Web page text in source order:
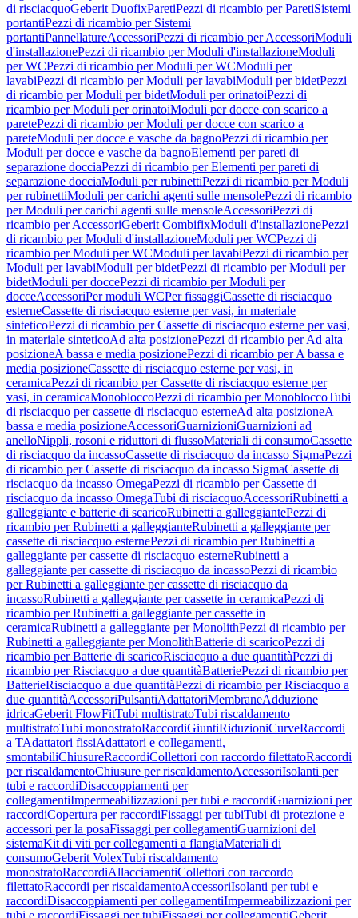
di risciacquoGeberit DuofixParetiPezzi di ricambio per ParetiSistemi
portantiPezzi di ricambio per Sistemi
portantiPannellatureAccessoriPezzi di ricambio per AccessoriModuli
d'installazionePezzi di ricambio per Moduli d'installazioneModuli
per WCPezzi di ricambio per Moduli per WCModuli per
lavabiPezzi di ricambio per Moduli per lavabiModuli per bidetPezzi
di ricambio per Moduli per bidetModuli per orinatoiPezzi di
ricambio per Moduli per orinatoiModuli per docce con scarico a
paretePezzi di ricambio per Moduli per docce con scarico a
pareteModuli per docce e vasche da bagnoPezzi di ricambio per
Moduli per docce e vasche da bagnoElementi per pareti di
separazione docciaPezzi di ricambio per Elementi per pareti di
separazione docciaModuli per rubinettiPezzi di ricambio per Moduli
per rubinettiModuli per carichi agenti sulle mensolePezzi di ricambio
per Moduli per carichi agenti sulle mensoleAccessoriPezzi di
ricambio per AccessoriGeberit CombifixModuli d'installazionePezzi
di ricambio per Moduli d'installazioneModuli per WCPezzi di
ricambio per Moduli per WCModuli per lavabiPezzi di ricambio per
Moduli per lavabiModuli per bidetPezzi di ricambio per Moduli per
bidetModuli per doccePezzi di ricambio per Moduli per
docceAccessoriPer moduli WCPer fissaggiCassette di risciacquo
esterneCassette di risciacquo esterne per vasi, in materiale
sinteticoPezzi di ricambio per Cassette di risciacquo esterne per vasi,
in materiale sinteticoAd alta posizionePezzi di ricambio per Ad alta
posizioneA bassa e media posizionePezzi di ricambio per A bassa e
media posizioneCassette di risciacquo esterne per vasi, in
ceramicaPezzi di ricambio per Cassette di risciacquo esterne per
vasi, in ceramicaMonobloccoPezzi di ricambio per MonobloccoTubi
di risciacquo per cassette di risciacquo esterneAd alta posizioneA
bassa e media posizioneAccessoriGuarnizioniGuarnizioni ad
anelloNippli, rosoni e riduttori di flussoMateriali di consumoCassette
di risciacquo da incassoCassette di risciacquo da incasso SigmaPezzi
di ricambio per Cassette di risciacquo da incasso SigmaCassette di
risciacquo da incasso OmegaPezzi di ricambio per Cassette di
risciacquo da incasso OmegaTubi di risciacquoAccessoriRubinetti a
galleggiante e batterie di scaricoRubinetti a galleggiantePezzi di
ricambio per Rubinetti a galleggianteRubinetti a galleggiante per
cassette di risciacquo esternePezzi di ricambio per Rubinetti a
galleggiante per cassette di risciacquo esterneRubinetti a
galleggiante per cassette di risciacquo da incassoPezzi di ricambio
per Rubinetti a galleggiante per cassette di risciacquo da
incassoRubinetti a galleggiante per cassette in ceramicaPezzi di
ricambio per Rubinetti a galleggiante per cassette in
ceramicaRubinetti a galleggiante per MonolithPezzi di ricambio per
Rubinetti a galleggiante per MonolithBatterie di scaricoPezzi di
ricambio per Batterie di scaricoRisciacquo a due quantitàPezzi di
ricambio per Risciacquo a due quantitàBatteriePezzi di ricambio per
BatterieRisciacquo a due quantitàPezzi di ricambio per Risciacquo a
due quantitàAccessoriPulsantiAdattatoriMembraneAdduzione
idricaGeberit FlowFitTubi multistratoTubi riscaldamento
multistratoTubi monostratoRaccordiGiuntiRiduzioniCurveRaccordi
a TAdattatori fissiAdattatori e collegamenti,
smontabiliChiusureRaccordiCollettori con raccordo filettatoRaccordi
per riscaldamentoChiusure per riscaldamentoAccessoriIsolanti per
tubi e raccordiDisaccoppiamenti per
collegamentiImpermeabilizzazioni per tubi e raccordiGuarnizioni per
raccordiCopertura per raccordiFissaggi per tubiTubi di protezione e
accessori per la posaFissaggi per collegamentiGuarnizioni del
sistemaKit di viti per collegamenti a flangiaMateriali di
consumoGeberit VolexTubi riscaldamento
monostratoRaccordiAllacciamentiCollettori con raccordo
filettatoRaccordi per riscaldamentoAccessoriIsolanti per tubi e
raccordiDisaccoppiamenti per collegamentiImpermeabilizzazioni per
tubi e raccordiFissaggi per tubiFissaggi per collegamentiGeberit